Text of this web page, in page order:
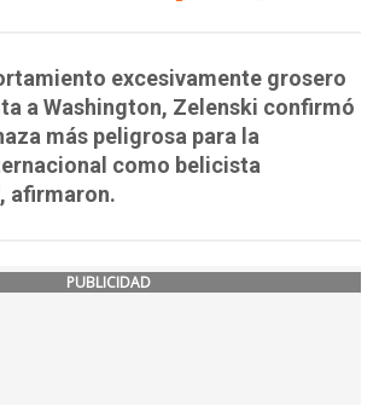
excesivamente grosero
a Washington, Zelenski confirmó
más peligrosa para la
como belicista
afirmaron.
PUBLICIDAD